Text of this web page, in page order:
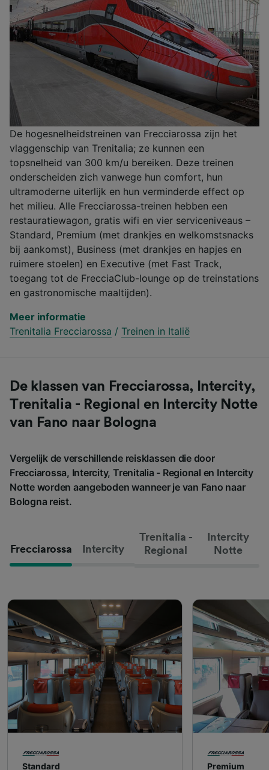
De hogesnelheidstreinen van Frecciarossa zijn het
vlaggenschip van Trenitalia; ze kunnen een
topsnelheid van 300 km/u bereiken. Deze treinen
onderscheiden zich vanwege hun comfort, hun
ultramoderne uiterlijk en hun verminderde effect op
het milieu. Alle Frecciarossa-treinen hebben een
restauratiewagon, gratis wifi en vier serviceniveaus –
Standard, Premium (met drankjes en welkomstsnacks
bij aankomst), Business (met drankjes en hapjes en
ruimere stoelen) en Executive (met Fast Track,
toegang tot de FrecciaClub-lounge op de treinstations
en gastronomische maaltijden).
Meer informatie
Trenitalia Frecciarossa / Treinen in Italië
De klassen van Frecciarossa, Intercity,
Trenitalia - Regional en Intercity Notte
van Fano naar Bologna
Vergelijk de verschillende reisklassen die door
Frecciarossa, Intercity, Trenitalia - Regional en Intercity
Notte worden aangeboden wanneer je van Fano naar
Bologna reist.
Frecciarossa Intercity
Trenitalia -
Regional
Intercity
Notte
Standard Premium​